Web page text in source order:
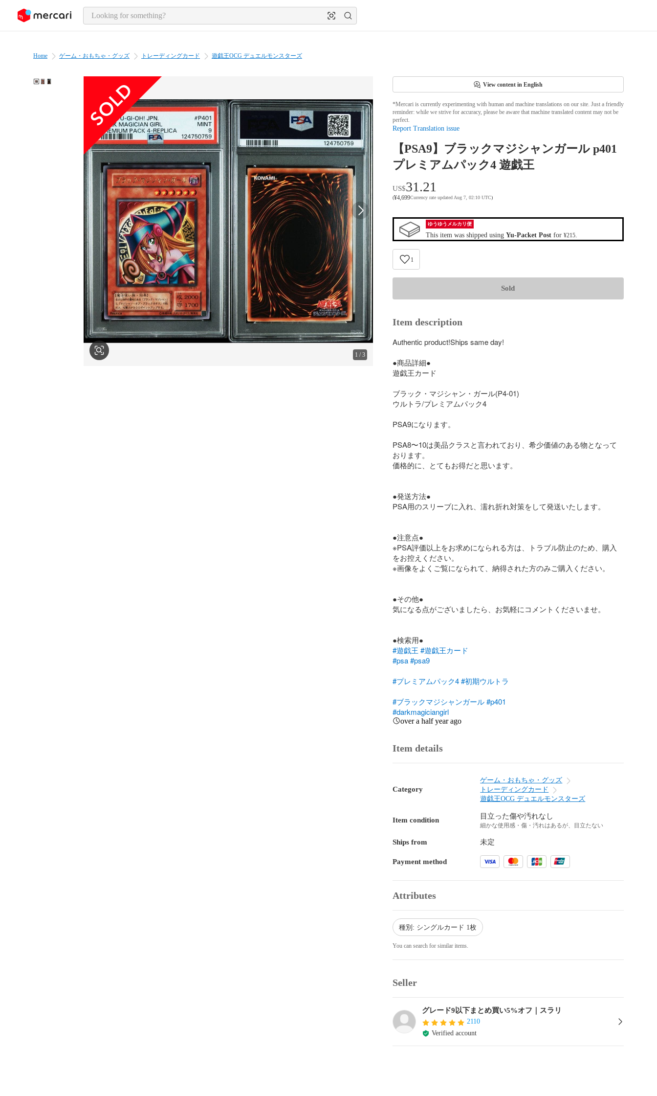
page content
Home ゲーム・おもちゃ・グッズ トレーディングカード 遊戯王OCG デュエルモンスターズ
1 /3
View content in English
*Mercari is currently experimenting with human and machine translations on our site. Just a friendly
reminder: while we strive for accuracy, please be aware that machine translated content may not be
perfect.
Report Translation issue
【PSA9】ブラックマジシャンガール p401
プレミアムパック4 遊戯王
US$31.21
(¥4,699Currency rate updated Aug 7, 02:10 UTC)
ゆうゆうメルカリ便
This item was shipped using Yu-Packet Postfor ¥215.
1
Sold
Item description
Authentic product!Ships same day!
●商品詳細●
遊戯王カード
ブラック・マジシャン・ガール(P4-01)
ウルトラ/プレミアムパック4
PSA9になります。
PSA8〜10は美品クラスと言われており、希少価値のある物となって
おります。
価格的に、とてもお得だと思います。
●発送方法●
PSA用のスリーブに入れ、濡れ折れ対策をして発送いたします。
●注意点●
※PSA評価以上をお求めになられる方は、トラブル防止のため、購入
をお控えください。
※画像をよくご覧になられて、納得された方のみご購入ください。
●その他●
気になる点がございましたら、お気軽にコメントくださいませ。
#遊戯王 #遊戯王カード
#psa #psa9
#プレミアムパック4 #初期ウルトラ
#ブラックマジシャンガール #p401
#darkmagiciangirl
over a half year ago
Item details
Category
ゲーム・おもちゃ・グッズ
トレーディングカード
遊戯王OCG デュエルモンスターズ
Item condition 目立った傷や汚れなし
細かな使用感・傷・汚れはあるが、目立たない
Ships from 未定
Payment method
Attributes
種別: シングルカード 1枚
You can search for similar items.
Seller
グレード9以下まとめ買い5%オフ｜スラリ
2110
Verified account